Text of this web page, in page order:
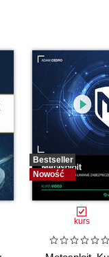
Bestseller
Nowość
kurs